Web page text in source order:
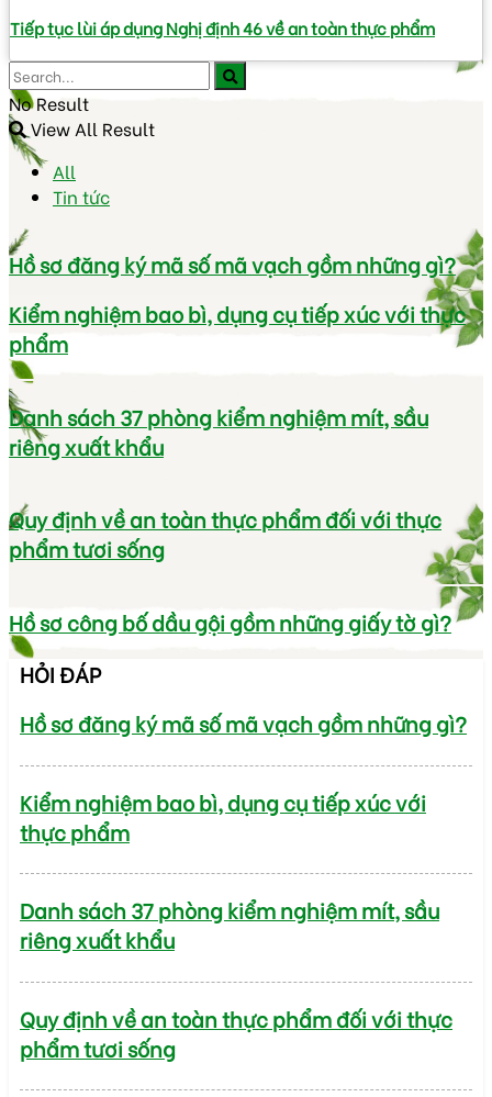
Tiếp tục lùi áp dụng Nghị định 46 về an toàn thực phẩm
No Result
View All Result
All
Tin tức
Hồ sơ đăng ký mã số mã vạch gồm những gì?
Kiểm nghiệm bao bì, dụng cụ tiếp xúc với thực
phẩm
Danh sách 37 phòng kiểm nghiệm mít, sầu
riêng xuất khẩu
Quy định về an toàn thực phẩm đối với thực
phẩm tươi sống
Hồ sơ công bố dầu gội gồm những giấy tờ gì?
HỎI ĐÁP
Hồ sơ đăng ký mã số mã vạch gồm những gì?
Kiểm nghiệm bao bì, dụng cụ tiếp xúc với
thực phẩm
Danh sách 37 phòng kiểm nghiệm mít, sầu
riêng xuất khẩu
Quy định về an toàn thực phẩm đối với thực
phẩm tươi sống